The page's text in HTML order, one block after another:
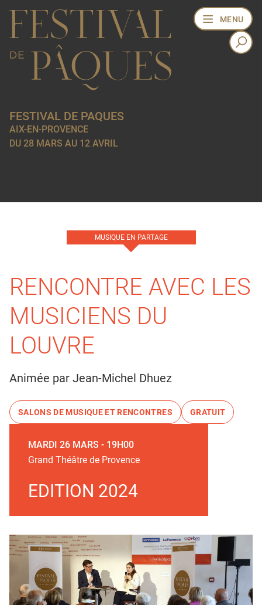
MENU
FESTIVAL DE PAQUES
AIX-EN-PROVENCE
DU 28 MARS AU 12 AVRIL
MUSIQUE EN PARTAGE
RENCONTRE AVEC LES
MUSICIENS DU
LOUVRE
Animée par Jean-Michel Dhuez
SALONS DE MUSIQUE ET RENCONTRES GRATUIT
MARDI 26 MARS - 19H00
Grand Théâtre de Provence
EDITION 2024